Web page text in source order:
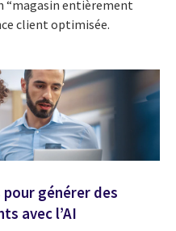
“magasin entièrement
client optimisée.
générer des
avec l’AI